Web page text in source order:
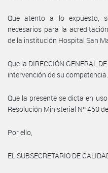
Que atento a lo expuesto,
necesarios para la
de la institución Hospital San
Que la DIRECCIÓN GENERAL
intervención de su competencia.
Que la presente se dicta en
Resolución Ministerial Nº 450
Por ello,
EL SUBSECRETARIO DE